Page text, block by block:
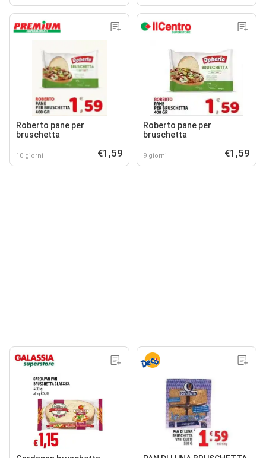
Roberto pane per
bruschetta
10 giorni €1,59
Roberto pane per
bruschetta
9 giorni €1,59